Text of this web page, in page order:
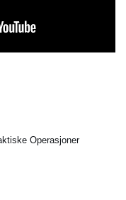
Operasjoner